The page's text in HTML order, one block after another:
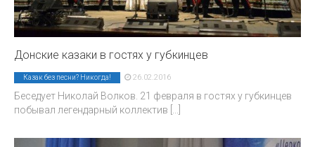
Донские казаки в гостях у губкинцев
Казак без песни? Никогда! 26.02.2016
Беседует Николай Волков. 21 февраля в гостях у губкинцев
побывал легендарный коллектив